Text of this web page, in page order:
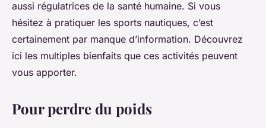
alice•30 novembre 2022 •2 min de lecture
aussi régulatrices de la santé humaine. Si vous
hésitez à pratiquer les sports nautiques, c’est
certainement par manque d’information. Découvrez
ici les multiples bienfaits que ces activités peuvent
vous apporter.
Pour perdre du poids